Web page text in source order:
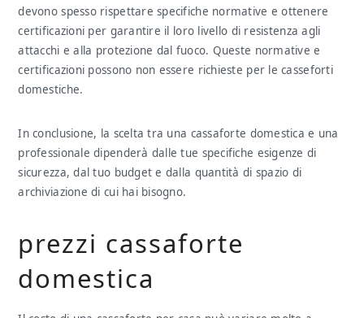
devono spesso rispettare specifiche normative e ottenere
certificazioni per garantire il loro livello di resistenza agli
attacchi e alla protezione dal fuoco. Queste normative e
certificazioni possono non essere richieste per le casseforti
domestiche.
In conclusione, la scelta tra una cassaforte domestica e una
professionale dipenderà dalle tue specifiche esigenze di
sicurezza, dal tuo budget e dalla quantità di spazio di
archiviazione di cui hai bisogno.
prezzi cassaforte
domestica